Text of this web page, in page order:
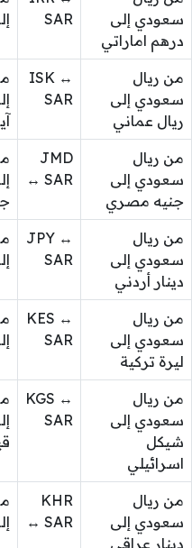
سعودي إلى
درهم اماراتي
SAR
من ريال
سعودي إلى
ريال عماني
ISK ↔
SAR
من ريال
سعودي إلى
جنيه مصري
JMD
↔ SAR
من ريال
سعودي إلى
دينار أردني
JPY ↔
SAR
من ريال
سعودي إلى
ليرة تركية
KES ↔
SAR
من ريال
سعودي إلى
شيكل
اسرائيلي
KGS ↔
SAR
من ريال
سعودي إلى
دينار عراقي
KHR
↔ SAR